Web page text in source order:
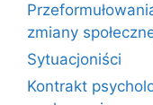
zmiany
Sytuacjoniści
Kontrakt